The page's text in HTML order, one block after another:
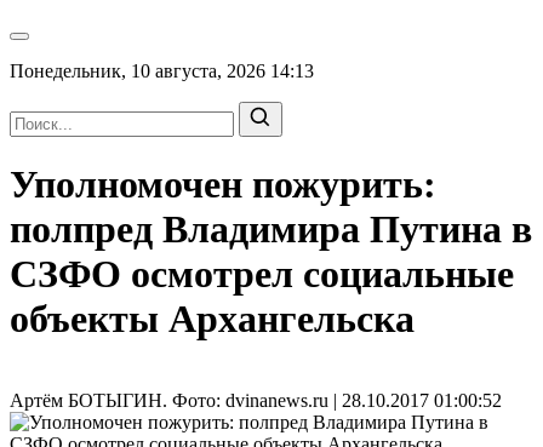
Понедельник, 10 августа, 2026 14:13
Уполномочен пожурить:
полпред Владимира Путина в
СЗФО осмотрел социальные
объекты Архангельска
Артём БОТЫГИН. Фото: dvinanews.ru | 28.10.2017 01:00:52